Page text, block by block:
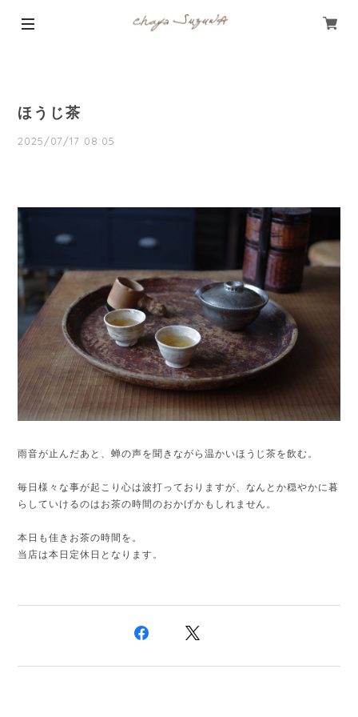
ほうじ茶
2025/07/17 08:05
雨音が止んだあと、蝉の声を聞きながら温かいほうじ茶を飲む。
毎日様々な事が起こり心は波打っておりますが、なんとか穏やかに暮
らしていけるのはお茶の時間のおかげかもしれません。
本日も佳きお茶の時間を。
当店は本日定休日となります。